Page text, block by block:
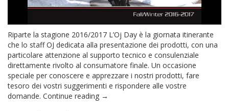
Riparte la stagione 2016/2017 L’Oj Day è la giornata itinerante
che lo staff OJ dedicata alla presentazione dei prodotti, con una
particolare attenzione al supporto tecnico e consulenziale
direttamente rivolto al consumatore finale. Un occasione
speciale per conoscere e apprezzare i nostri prodotti, fare
tesoro dei vostri suggerimenti e rispondere alle vostre
domande. Continue reading →